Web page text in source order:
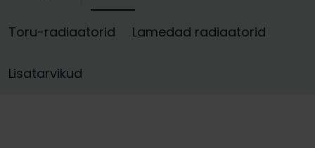
Toru-radiaatorid Lamedad radiaatorid
Lisatarvikud